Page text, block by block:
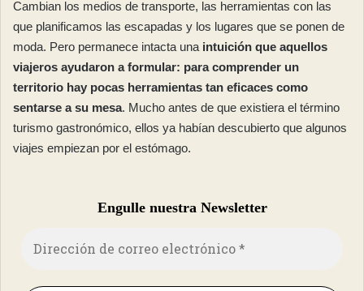
Cambian los medios de transporte, las herramientas con las
que planificamos las escapadas y los lugares que se ponen de
moda. Pero permanece intacta una intuición que aquellos
viajeros ayudaron a formular: para comprender un
territorio hay pocas herramientas tan eficaces como
sentarse a su mesa. Mucho antes de que existiera el término
turismo gastronómico, ellos ya habían descubierto que algunos
viajes empiezan por el estómago.
Engulle nuestra Newsletter